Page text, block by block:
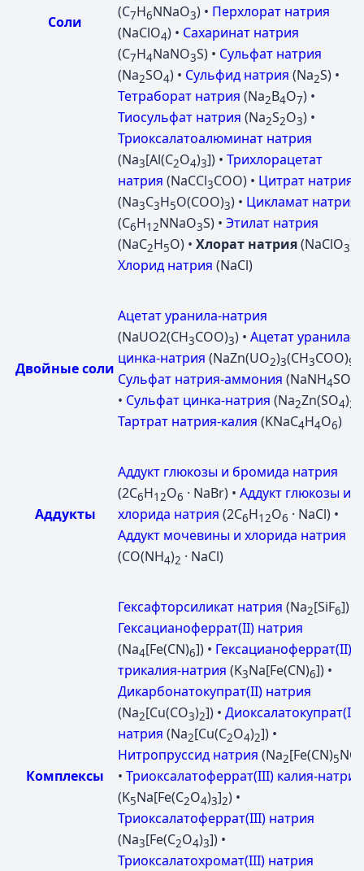
Соли
(C7H6NNaO3) • Перхлорат натрия
(NaClO4) • Сахаринат натрия
(C7H4NaNO3S) • Сульфат натрия
(Na2SO4) • Сульфид натрия (Na2S) •
Тетраборат натрия (Na2B4O7) •
Тиосульфат натрия (Na2S2O3) •
Триоксалатоалюминат натрия
(Na3[Al(C2O4)3]) • Трихлорацетат
натрия (NaCCl3COO) • Цитрат натрия
(Na3C3H5O(COO)3) • Цикламат натрия
(C6H12NNaO3S) • Этилат натрия
(NaC2H5O) • Хлорат натрия(NaClO3) •
Хлорид натрия (NaCl)
Двойные соли
Ацетат уранила-натрия
(NaUО2(CH3COO)3) • Ацетат уранила-
цинка-натрия (NaZn(UO2)3(CH3COO)9
Сульфат натрия-аммония (NaNH4SO
• Сульфат цинка-натрия (Na2Zn(SO4)2
Тартрат натрия-калия (KNaC4H4O6)
Аддукты
Аддукт глюкозы и бромида натрия
(2C6H12O6 · NaBr) • Аддукт глюкозы и
хлорида натрия (2C6H12O6 · NaCl) •
Аддукт мочевины и хлорида натрия
(CO(NH4)2 · NaCl)
Комплексы
Гексафторсиликат натрия (Na2[SiF6]) •
Гексацианоферрат(II) натрия
(Na4[Fe(CN)6]) • Гексацианоферрат(II)
трикалия-натрия (K3Na[Fe(CN)6]) •
Дикарбонатокупрат(II) натрия
(Na2[Cu(CO3)2]) • Диоксалатокупрат(II)
натрия (Na2[Cu(C2O4)2]) •
Нитропруссид натрия (Na2[Fe(CN)5
• Триоксалатоферрат(III) калия-натрия
(K5Na[Fe(C2O4)3]2) •
Триоксалатоферрат(III) натрия
(Na3[Fe(C2O4)3]) •
Триоксалатохромат(III) натрия